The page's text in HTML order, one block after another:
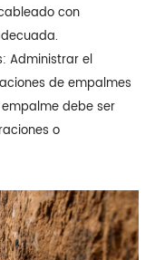
con
Administrar el
de empalmes
debe ser
o